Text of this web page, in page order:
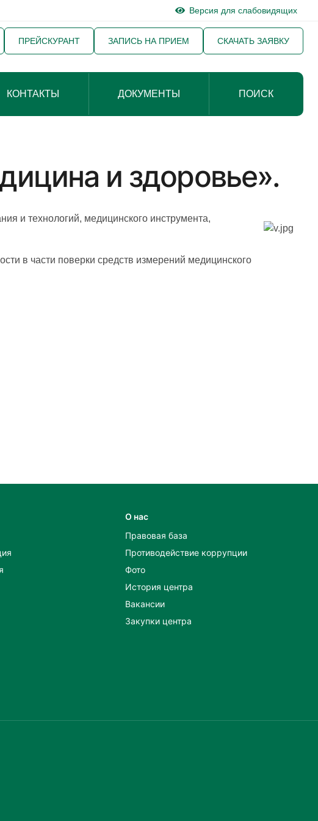
Версия для слабовидящих
ПРЕЙСКУРАНТ ЗАПИСЬ НА ПРИЕМ СКАЧАТЬ ЗАЯВКУ
КОНТАКТЫ ДОКУМЕНТЫ ПОИСК
и здоровье».
и технологий, медицинского инструмента,
в части поверки средств измерений медицинского
О нас
Правовая база
Противодействие коррупции
Фото
История центра
Вакансии
Закупки центра